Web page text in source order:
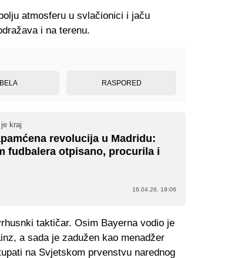
atmosferu u svlačionici i jaču
i na terenu.
RASPORED
kraj
revolucija u Madridu:
fudbalera otpisano, procurila i
16.04.26. 19:06
taktičar. Osim Bayerna vodio je
a sada je zadužen kao menadžer
na Svjetskom prvenstvu narednog